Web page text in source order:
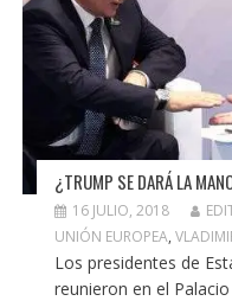
¿TRUMP SE DARÁ LA
16 JULIO, 2018
UNIÓN EUROPEA,
Los presidentes de
reunieron en el